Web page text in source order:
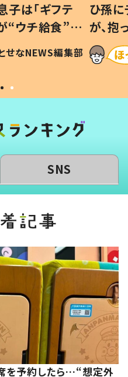
子は「ギフテ
“ウチ給食”を
は #令和の親
せなNEWS編集部
ひ孫
が、
「涙が
い」
SNS
を予約したら…“想定外